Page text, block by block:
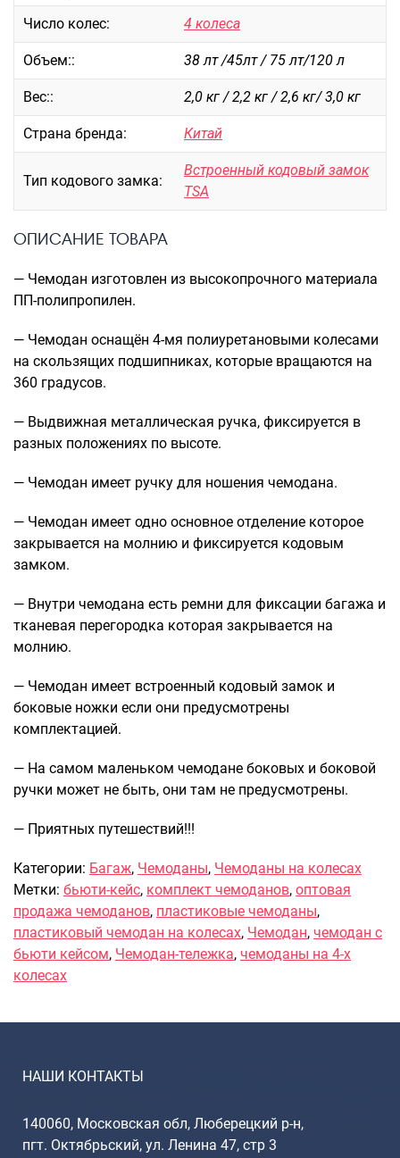
Рюкзаки детские
Рюкзаки туристические
Рюкзаки для охоты-рыбалки
Рюкзаки на колесах
Кейсы и планшеты
Кейсы
Планшеты
Чехлы для чемоданов
Мешки для обуви
Число колес: 4 колеса
Объем:: 38 лт /45лт / 75 лт/120 л
Вес:: 2,0 кг / 2,2 кг / 2,6 кг/ 3,0 кг
Страна бренда: Китай
Тип кодового замка:
Встроенный кодовый замок
TSA
ОПИСАНИЕ ТОВАРА
— Чемодан изготовлен из высокопрочного материала
ПП-полипропилен.
— Чемодан оснащён 4-мя полиуретановыми колесами
на скользящих подшипниках, которые вращаются на
360 градусов.
— Выдвижная металлическая ручка, фиксируется в
разных положениях по высоте.
— Чемодан имеет ручку для ношения чемодана.
— Чемодан имеет одно основное отделение которое
закрывается на молнию и фиксируется кодовым
замком.
— Внутри чемодана есть ремни для фиксации багажа и
тканевая перегородка которая закрывается на
молнию.
— Чемодан имеет встроенный кодовый замок и
боковые ножки если они предусмотрены
комплектацией.
— На самом маленьком чемодане боковых и боковой
ручки может не быть, они там не предусмотрены.
— Приятных путешествий!!!
Категории: Багаж, Чемоданы, Чемоданы на колесах
Метки: бьюти-кейс, комплект чемоданов, оптовая
продажа чемоданов, пластиковые чемоданы,
пластиковый чемодан на колесах, Чемодан, чемодан с
бьюти кейсом, Чемодан-тележка, чемоданы на 4-х
колесах
НАШИ КОНТАКТЫ
140060, Московская обл, Люберецкий р-н,
пгт. Октябрьский, ул. Ленина 47, стр 3